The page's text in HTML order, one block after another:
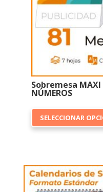
Sobremesa MAXI
NÚMEROS
SELECCIONAR